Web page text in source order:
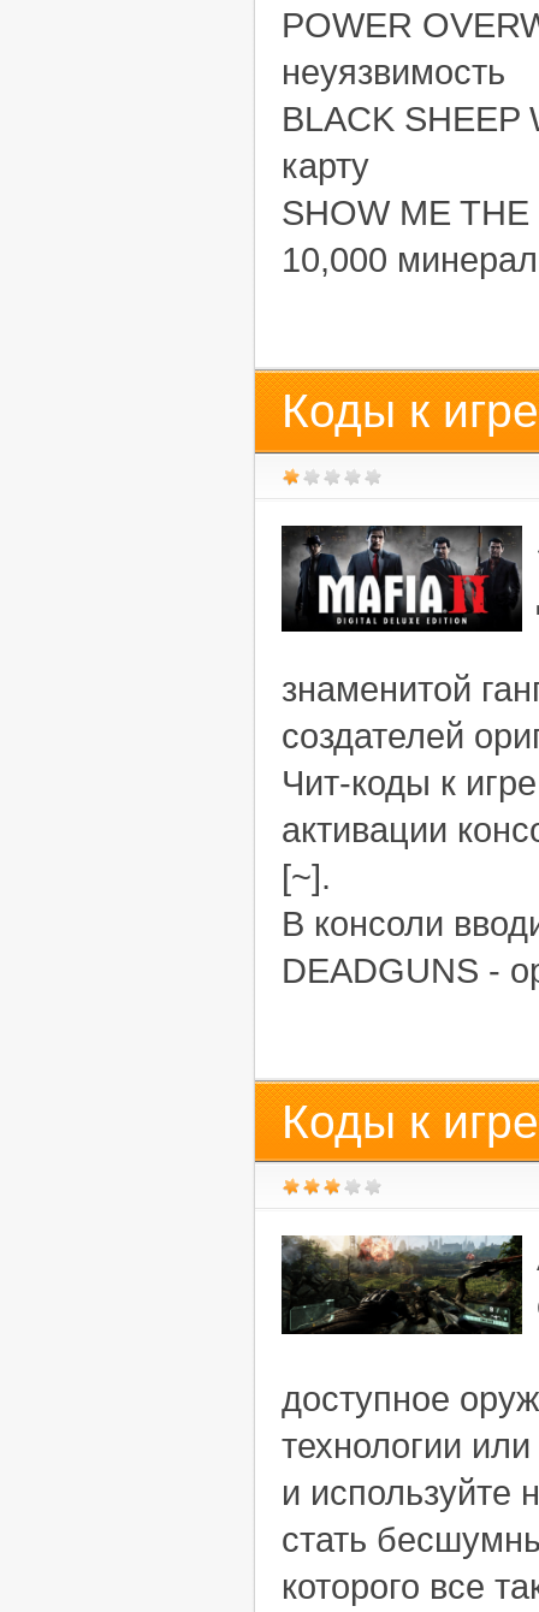
POWER
неуязвимость
BLACK SHEEP
карту
SHOW ME
10,000
Коды к
знаменитой
создателей
Чит-коды к
активации
[~].
В консоли
DEADGUNS -
Коды к
доступное
технологии
и используйте
стать
которого все